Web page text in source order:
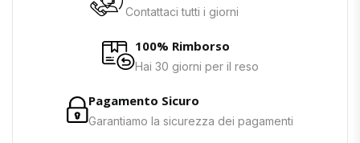
Contattaci tutti i giorni
100% Rimborso
Hai 30 giorni per il reso
Pagamento Sicuro
Garantiamo la sicurezza dei pagamenti